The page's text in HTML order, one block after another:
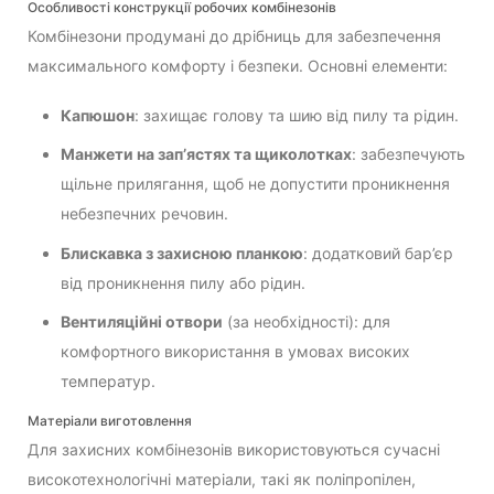
Особливості конструкції робочих комбінезонів
Комбінезони продумані до дрібниць для забезпечення
максимального комфорту і безпеки. Основні елементи:
Капюшон: захищає голову та шию від пилу та рідин.
Манжети на зап’ястях та щиколотках: забезпечують
щільне прилягання, щоб не допустити проникнення
небезпечних речовин.
Блискавка з захисною планкою: додатковий бар’єр
від проникнення пилу або рідин.
Вентиляційні отвори (за необхідності): для
комфортного використання в умовах високих
температур.
Матеріали виготовлення
Для захисних комбінезонів використовуються сучасні
високотехнологічні матеріали, такі як поліпропілен,